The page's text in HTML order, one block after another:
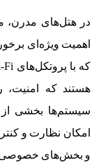
در هتل‌های مدرن،
اهمیت ویژه‌ای
هستند که امنیت،
سیستم‌ها بخشی
امکان نظارت و
و بخش‌های خصوصی